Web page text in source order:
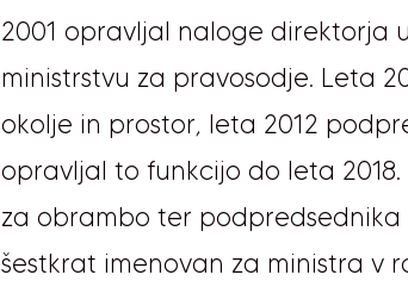
2001 opravljal naloge direktorja
ministrstvu za pravosodje. Leta
okolje in prostor, leta 2012
opravljal to funkcijo do leta
za obrambo ter podpredsednika
šestkrat imenovan za ministra v